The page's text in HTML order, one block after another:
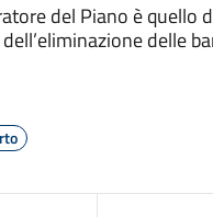
del Piano è
delle